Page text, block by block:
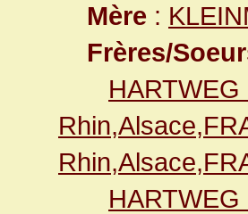
Mère :
Frères/
HARTWEG
HARTWEG